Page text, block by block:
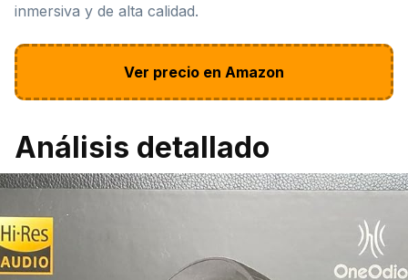
inmersiva y de alta calidad.
Ver precio en Amazon
Análisis detallado